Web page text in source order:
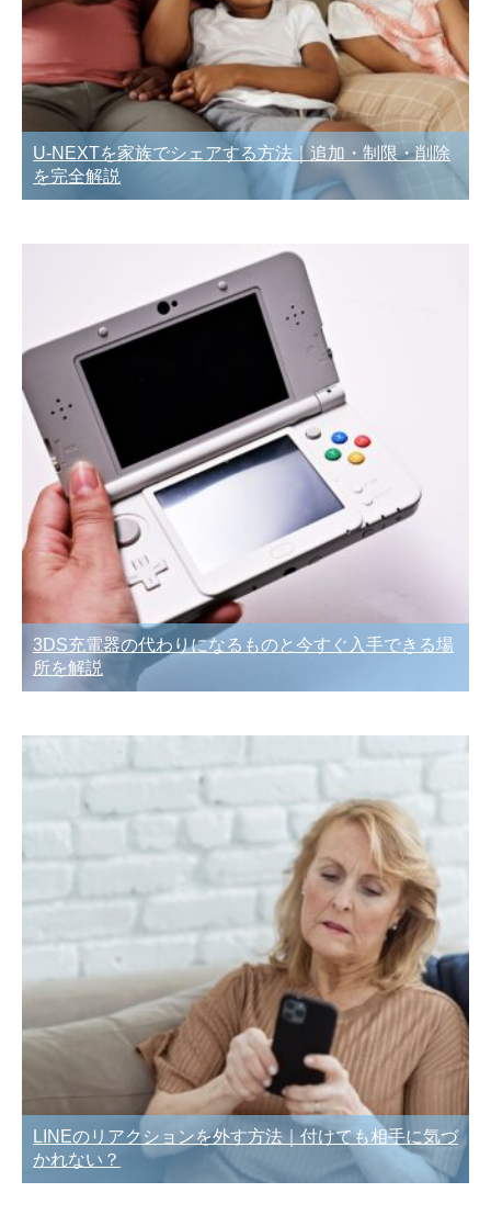
U-NEXTを家族でシェアする方法｜追加・制限・削除
を完全解説
3DS充電器の代わりになるものと今すぐ入手できる場
所を解説
LINEのリアクションを外す方法｜付けても相手に気づ
かれない？